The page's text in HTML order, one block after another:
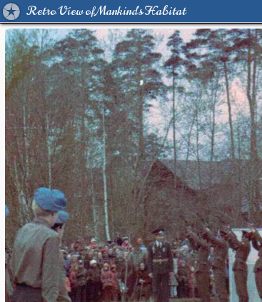
Retro View of Mankind's Habitat